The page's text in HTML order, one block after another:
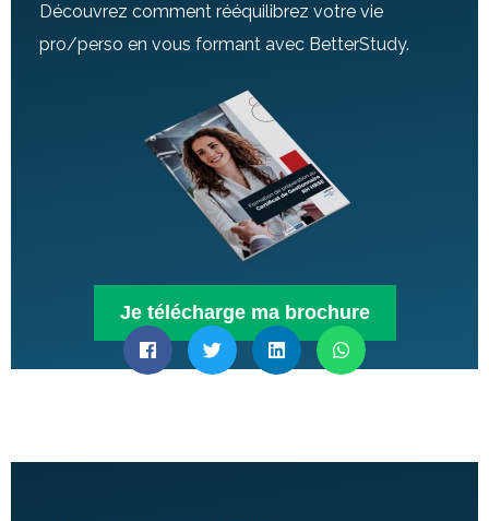
Découvrez comment rééquilibrez votre vie
pro/perso en vous formant avec BetterStudy.
Je télécharge ma brochure